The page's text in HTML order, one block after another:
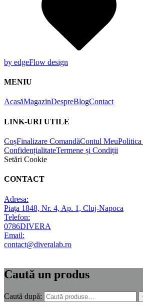
by edgeFlow design
MENIU
AcasăMagazinDespreBlogContact
LINK-URI UTILE
CoșFinalizare ComandăContul MeuPolitica
ConfidențialitateTermene și Condiții
Setări Cookie
CONTACT
Adresa:
Piața 1848, Nr. 4, Ap. 1, Cluj-Napoca
Telefon:
0786DIVERA
Email:
contact@diveralab.ro
Caută un produs
Caută după: